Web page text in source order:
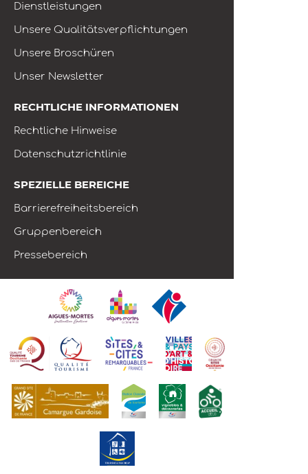
Dienstleistungen
Unsere Qualitätsverpflichtungen
Unsere Broschüren
Unser Newsletter
RECHTLICHE INFORMATIONEN
Rechtliche Hinweise
Datenschutzrichtlinie
SPEZIELLE BEREICHE
Barrierefreiheitsbereich
Gruppenbereich
Pressebereich